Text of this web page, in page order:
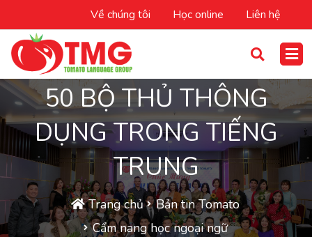
Về chúng tôi Học online Liên hệ
50 BỘ THỦ THÔNG
DỤNG TRONG TIẾNG
TRUNG
Trang chủ
Bản tin Tomato
Cẩm nang học ngoại ngữ